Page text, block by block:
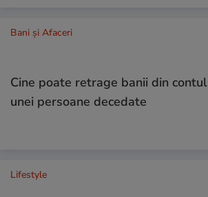
Bani și Afaceri
Cine poate retrage banii din contul
unei persoane decedate
Lifestyle